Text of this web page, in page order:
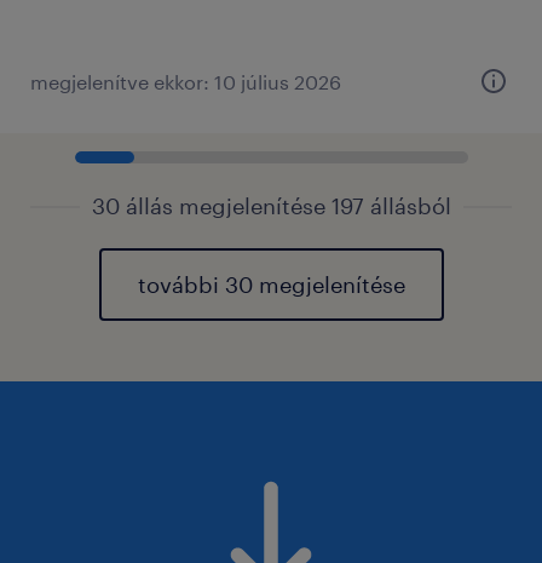
megjelenítve ekkor: 10 július 2026
30 állás megjelenítése 197 állásból
további 30 megjelenítése